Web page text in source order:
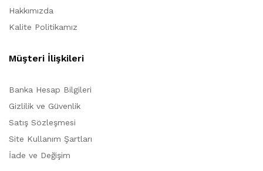
Hakkımızda
Kalite Politikamız
Müşteri İlişkileri
Banka Hesap Bilgileri
Gizlilik ve Güvenlik
Satış Sözleşmesi
Site Kullanım Şartları
İade ve Değişim